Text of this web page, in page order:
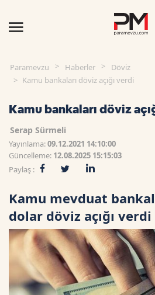
Paramevzu Haberler
Döviz
Kamu bankaları döviz açığı verdi
Kamu bankaları döviz
Serap Sürmeli
Yayınlama:09.12.2021 14:10:00
Güncelleme: 12.08.2025 15:15:03
Paylaş :
Kamu mevduat
dolar döviz açığı verdi